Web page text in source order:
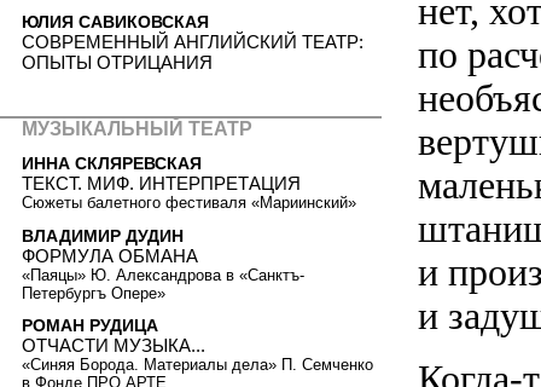
нет,
по
и
и
ЮЛИЯ САВИКОВСКАЯ
СОВРЕМЕННЫЙ АНГЛИЙСКИЙ ТЕАТР:
ОПЫТЫ ОТРИЦАНИЯ
МУЗЫКАЛЬНЫЙ ТЕАТР
ИННА СКЛЯРЕВСКАЯ
ТЕКСТ. МИФ. ИНТЕРПРЕТАЦИЯ
Сюжеты балетного фестиваля «Мариинский»
ВЛАДИМИР ДУДИН
ФОРМУЛА ОБМАНА
«Паяцы» Ю. Александрова в «Санктъ-
Петербургъ Опере»
РОМАН РУДИЦА
ОТЧАСТИ МУЗЫКА...
«Синяя Борода. Материалы дела» П. Семченко
в Фонде ПРО АРТЕ